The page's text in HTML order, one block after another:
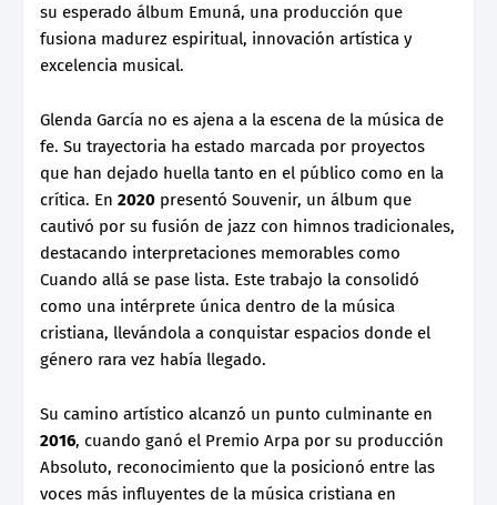
su esperado álbum Emuná, una producción que
fusiona madurez espiritual, innovación artística y
excelencia musical.
Glenda García no es ajena a la escena de la música de
fe. Su trayectoria ha estado marcada por proyectos
que han dejado huella tanto en el público como en la
crítica. En 2020 presentó Souvenir, un álbum que
cautivó por su fusión de jazz con himnos tradicionales,
destacando interpretaciones memorables como
Cuando allá se pase lista. Este trabajo la consolidó
como una intérprete única dentro de la música
cristiana, llevándola a conquistar espacios donde el
género rara vez había llegado.
Su camino artístico alcanzó un punto culminante en
2016, cuando ganó el Premio Arpa por su producción
Absoluto, reconocimiento que la posicionó entre las
voces más influyentes de la música cristiana en